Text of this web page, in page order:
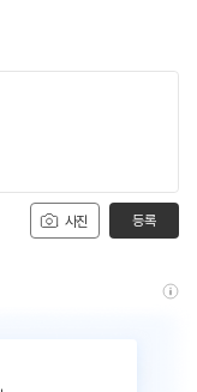
사진 등록